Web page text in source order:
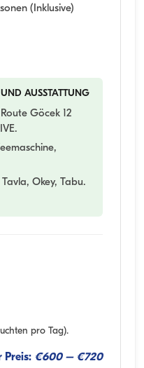
(Inklusive)
AUSSTATTUNG
Göcek 12
Okey, Tabu.
pro Tag).
Preis: €600 – €720